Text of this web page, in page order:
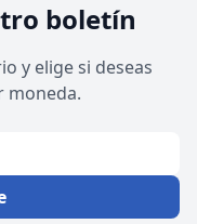
boletín
y elige si deseas
moneda.